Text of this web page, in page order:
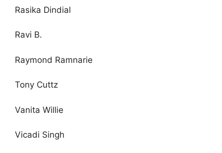
Rasika Dindial
Ravi B.
Raymond Ramnarie
Tony Cuttz
Vanita Willie
Vicadi Singh